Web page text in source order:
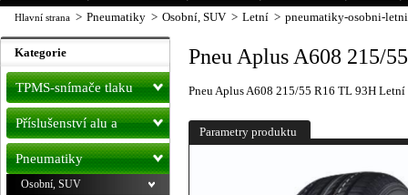
Hlavní strana > Pneumatiky > Osobní, SUV > Letní > pneumatiky-osobni-
Pneu Aplus A608 215/
Pneu Aplus A608 215/55 R16 TL 93H Letní
Parametry produktu
Kategorie
TPMS-snímače tlaku
Příslušenství alu a
pneu
Pneumatiky
Osobní, SUV